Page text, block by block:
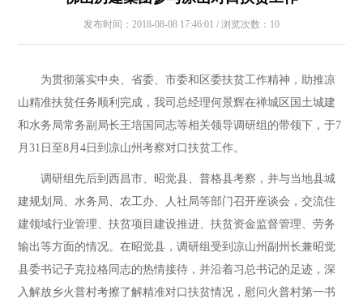
发布时间：2018-08-08 17:46:01 / 浏览次数：10
为贯彻落实中央、省委、市委和区委扶贫工作精神，助推凉
山精准扶贫任务顺利完成，我司总经理何景辉在禅城区国土城建
和水务局常务副局长王培国同志等相关领导调研组的带领下，于7
月31日至8月4日到凉山州考察对口扶贫工作。
调研组先后到西昌市、昭觉县、普格县考察，并与当地县城
建规划局、水务局、农工办、人社局等部门召开座谈会，交流住
建领域行业管理、扶贫项目建设推进、扶贫资金监督管理、劳务
输出等方面的情况。在昭觉县，调研组受到凉山州副州长兼昭觉
县委书记子克拉格同志的热情接待，并沿着习总书记的足迹，深
入解放乡火普村考擦了解精准对口扶贫情况，慰问火普村第一书